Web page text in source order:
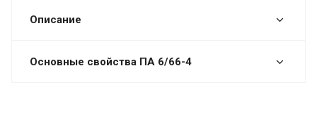
Описание
Основные свойства ПА 6/66-4